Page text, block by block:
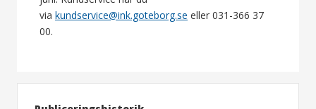
via kundservice@ink.goteborg.se eller 031-366 37
00.